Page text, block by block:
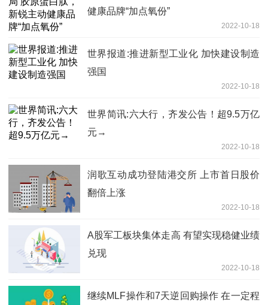
健康品牌“加点氧份”
2022-10-18
世界报道:推进新型工业化 加快建设制造
强国
2022-10-18
世界简讯:六大行，齐发公告！超9.5万亿
元→
2022-10-18
润歌互动成功登陆港交所 上市首日股价
翻倍上涨
2022-10-18
A股军工板块集体走高 有望实现稳健业绩
兑现
2022-10-18
继续MLF操作和7天逆回购操作 在一定程